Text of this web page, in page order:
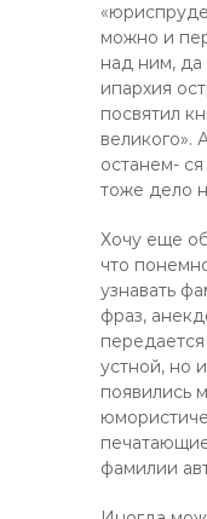
можно и
над ним,
ипархия
посвятил
великого».
останем-
тоже дело
Хочу еще
что
узнавать
фраз,
устной, но
появились
фамилии